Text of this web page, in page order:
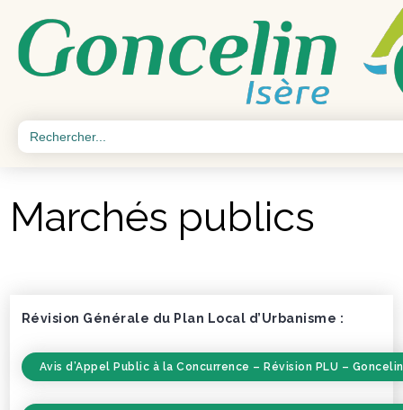
Search
for:
Marchés publics
Révision Générale du Plan Local d’Urbanisme :
Avis d’Appel Public à la Concurrence – Révision PLU – Goncelin